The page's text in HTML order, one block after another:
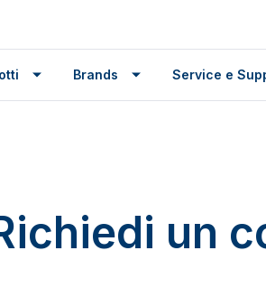
Brands Service e
un